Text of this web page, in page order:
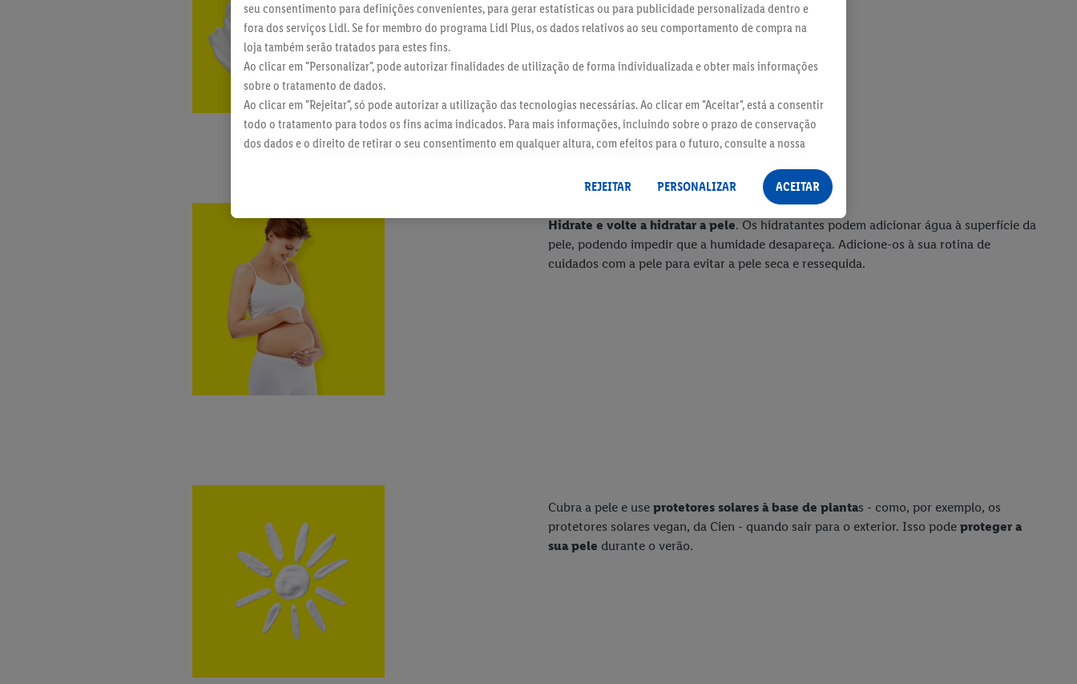
Hidrate e volte a hidratar a pele. Os hidratantes podem adicionar água à superfície da
pele, podendo impedir que a humidade desapareça. Adicione-os à sua rotina de
cuidados com a pele para evitar a pele seca e ressequida.
Cubra a pele e use protetores solares à base de plantas - como, por exemplo, os
protetores solares vegan, da Cien - quando sair para o exterior. Isso pode proteger a
sua pele durante o verão.
seu consentimento para definições convenientes, para gerar estatísticas ou para publicidade personalizada dentro e
fora dos serviços Lidl. Se for membro do programa Lidl Plus, os dados relativos ao seu comportamento de compra na
loja também serão tratados para estes fins.
Ao clicar em "Personalizar", pode autorizar finalidades de utilização de forma individualizada e obter mais informações
sobre o tratamento de dados.
Ao clicar em "Rejeitar", só pode autorizar a utilização das tecnologias necessárias. Ao clicar em "Aceitar", está a consentir
todo o tratamento para todos os fins acima indicados. Para mais informações, incluindo sobre o prazo de conservação
dos dados e o direito de retirar o seu consentimento em qualquer altura, com efeitos para o futuro, consulte a nossa
REJEITAR
PERSONALIZAR ACEITAR